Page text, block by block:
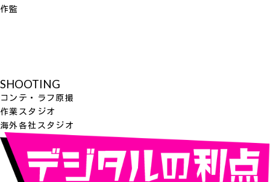
作監
SHOOTING
コンテ・ラフ原撮
作業スタジオ
海外各社スタジオ